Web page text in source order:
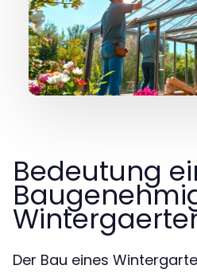
Bedeutung
Der Bau eines